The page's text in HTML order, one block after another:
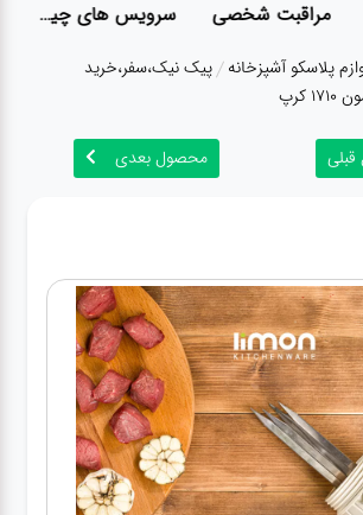
مراقبت شخصی سرویس های چینی زرین
پلاسکو آشپزخانه پیک نیک،سفر،خرید
کرپ
محصول بعدی